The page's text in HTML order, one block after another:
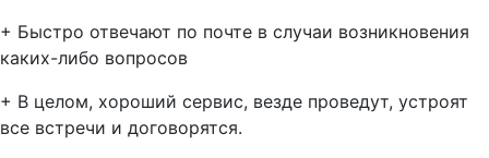
+ Быстро отвечают по почте в случаи возникновения
каких-либо вопросов
+ В целом, хороший сервис, везде проведут, устроят
все встречи и договорятся.